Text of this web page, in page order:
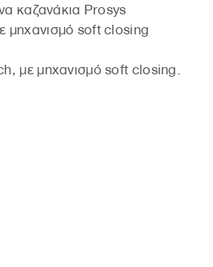
καζανάκια Prosys
μηχανισμό soft closing
με μηχανισμό soft closing.